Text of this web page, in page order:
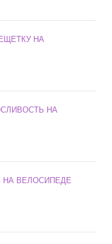
НА
НА
НА ВЕЛОСИПЕДЕ